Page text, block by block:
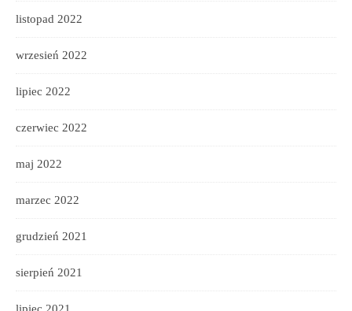
listopad 2022
wrzesień 2022
lipiec 2022
czerwiec 2022
maj 2022
marzec 2022
grudzień 2021
sierpień 2021